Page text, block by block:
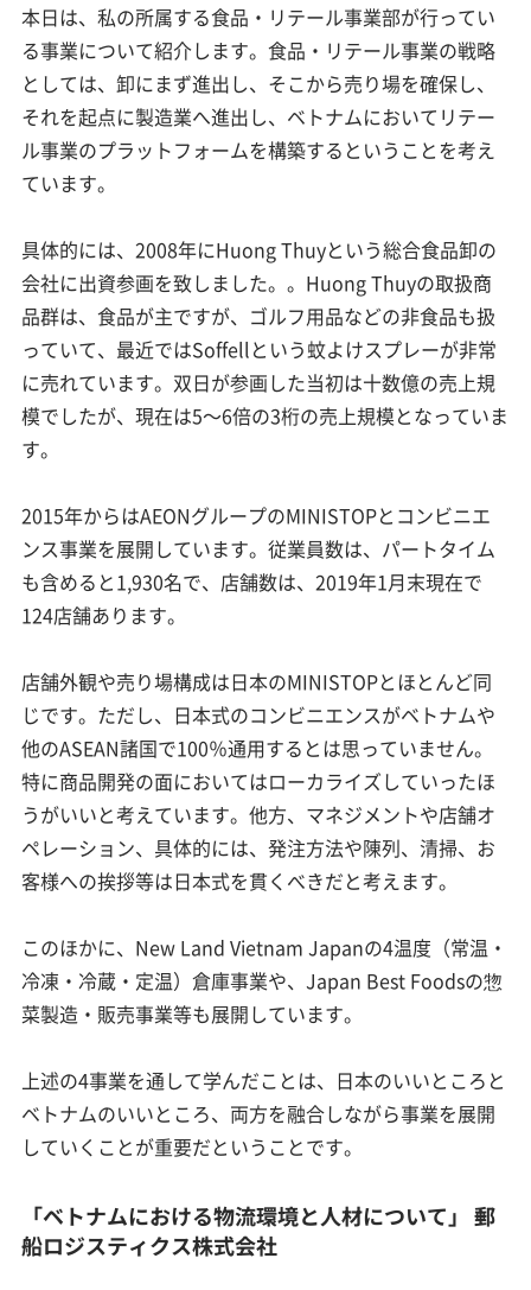
本日は、私の所属する食品・リテール事業部が行ってい
る事業について紹介します。食品・リテール事業の戦略
としては、卸にまず進出し、そこから売り場を確保し、
それを起点に製造業へ進出し、ベトナムにおいてリテー
ル事業のプラットフォームを構築するということを考え
ています。
具体的には、2008年にHuong Thuyという総合食品卸の
会社に出資参画を致しました。。Huong Thuyの取扱商
品群は、食品が主ですが、ゴルフ用品などの非食品も扱
っていて、最近ではSoffellという蚊よけスプレーが非常
に売れています。双日が参画した当初は十数億の売上規
模でしたが、現在は5～6倍の3桁の売上規模となっていま
す。
2015年からはAEONグループのMINISTOPとコンビニエ
ンス事業を展開しています。従業員数は、パートタイム
も含めると1,930名で、店舗数は、2019年1月末現在で
124店舗あります。
店舗外観や売り場構成は日本のMINISTOPとほとんど同
じです。ただし、日本式のコンビニエンスがベトナムや
他のASEAN諸国で100％通用するとは思っていません。
特に商品開発の面においてはローカライズしていったほ
うがいいと考えています。他方、マネジメントや店舗オ
ペレーション、具体的には、発注方法や陳列、清掃、お
客様への挨拶等は日本式を貫くべきだと考えます。
このほかに、New Land Vietnam Japanの4温度（常温・
冷凍・冷蔵・定温）倉庫事業や、Japan Best Foodsの惣
菜製造・販売事業等も展開しています。
上述の4事業を通して学んだことは、日本のいいところと
ベトナムのいいところ、両方を融合しながら事業を展開
していくことが重要だということです。
「ベトナムにおける物流環境と人材について」 郵
船ロジスティクス株式会社